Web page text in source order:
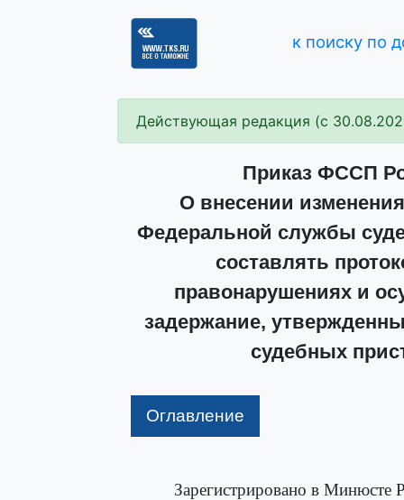
к поиску по
Действующая редакция (с
Приказ ФССП
О внесении
Федеральной службы
составлять
правонарушениях и
задержание,
судебных
Оглавление
Зарегистрировано в Минюсте